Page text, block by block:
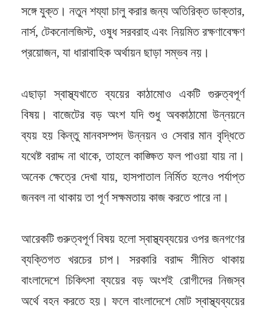
সঙ্গে যুক্ত। নতুন শয্যা চালু করার জন্য অতিরিক্ত ডাক্তার,
নার্স, টেকনোলজিস্ট, ওষুধ সরবরাহ এবং নিয়মিত রক্ষণাবেক্ষণ
প্রয়োজন, যা ধারাবাহিক অর্থায়ন ছাড়া সম্ভব নয়।
এছাড়া স্বাস্থ্যখাতে ব্যয়ের কাঠামোও একটি গুরুত্বপূর্ণ
বিষয়। বাজেটের বড় অংশ যদি শুধু অবকাঠামো উন্নয়নে
ব্যয় হয় কিন্তু মানবসম্পদ উন্নয়ন ও সেবার মান বৃদ্ধিতে
যথেষ্ট বরাদ্দ না থাকে, তাহলে কাঙ্ক্ষিত ফল পাওয়া যায় না।
অনেক ক্ষেত্রে দেখা যায়, হাসপাতাল নির্মিত হলেও পর্যাপ্ত
জনবল না থাকায় তা পূর্ণ সক্ষমতায় কাজ করতে পারে না।
আরেকটি গুরুত্বপূর্ণ বিষয় হলো স্বাস্থ্যব্যয়ের ওপর জনগণের
ব্যক্তিগত খরচের চাপ। সরকারি বরাদ্দ সীমিত থাকায়
বাংলাদেশে চিকিৎসা ব্যয়ের বড় অংশই রোগীদের নিজস্ব
অর্থে বহন করতে হয়। ফলে বাংলাদেশে মোট স্বাস্থ্যব্যয়ের